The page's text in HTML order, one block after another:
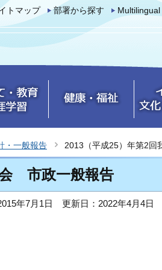
トマップ 部署から探す Multilingual
・一般報告 2013（平成25）年第2
会 市政一般報告
年7月1日 更新日：2022年4月4日